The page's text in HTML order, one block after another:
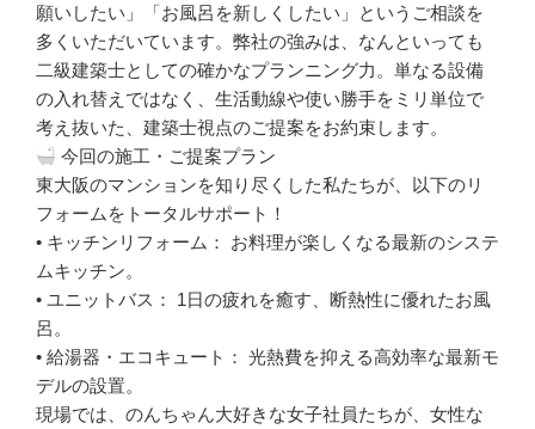
願いしたい」「お風呂を新しくしたい」というご相談を
多くいただいています。弊社の強みは、なんといっても
二級建築士としての確かなプランニング力。単なる設備
の入れ替えではなく、生活動線や使い勝手をミリ単位で
考え抜いた、建築士視点のご提案をお約束します。
今回の施工・ご提案プラン
東大阪のマンションを知り尽くした私たちが、以下のリ
フォームをトータルサポート！
• キッチンリフォーム： お料理が楽しくなる最新のシステ
ムキッチン。
• ユニットバス： 1日の疲れを癒す、断熱性に優れたお風
呂。
• 給湯器・エコキュート： 光熱費を抑える高効率な最新モ
デルの設置。
現場では、のんちゃん大好きな女子社員たちが、女性な